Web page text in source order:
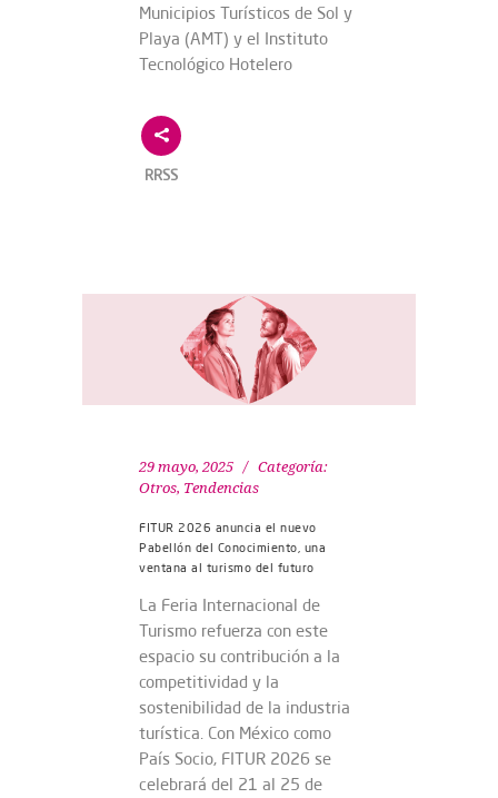
Municipios Turísticos de Sol y
Playa (AMT) y el Instituto
Tecnológico Hotelero
RRSS
29 mayo, 2025
Categoría:
Otros, Tendencias
FITUR 2026 anuncia el nuevo
Pabellón del Conocimiento, una
ventana al turismo del futuro
La Feria Internacional de
Turismo refuerza con este
espacio su contribución a la
competitividad y la
sostenibilidad de la industria
turística. Con México como
País Socio, FITUR 2026 se
celebrará del 21 al 25 de